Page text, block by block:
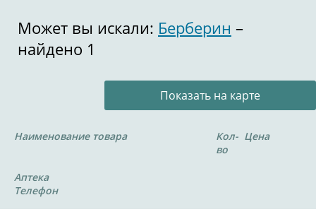
Может вы искали: Берберин –
найдено 1
Показать на карте
Наименование товара
Кол-
во
Цена
Аптека
Телефон